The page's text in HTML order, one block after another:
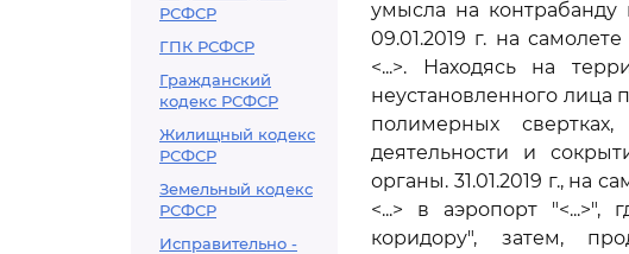
РСФСР
ГПК РСФСР
Гражданский
кодекс РСФСР
Жилищный кодекс
РСФСР
Земельный кодекс
РСФСР
Исправительно -
умысла на контрабанду
09.01.2019 г. на
<...>. Находясь на
неустановленного лица
полимерных
деятельности и
органы. 31.01.2019 г., на
<...> в аэропорт
коридору", затем,